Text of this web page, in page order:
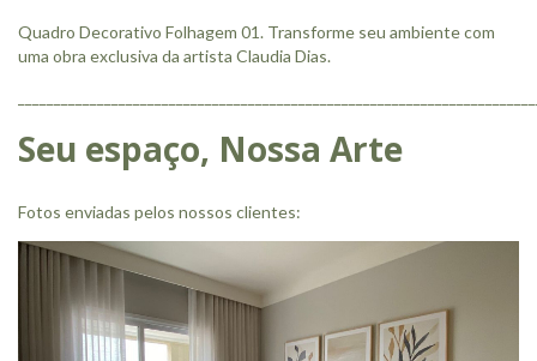
Quadro Decorativo Folhagem 01. Transforme seu ambiente com
uma obra exclusiva da artista Claudia Dias.
Seu espaço, Nossa Arte
Fotos enviadas pelos nossos clientes: